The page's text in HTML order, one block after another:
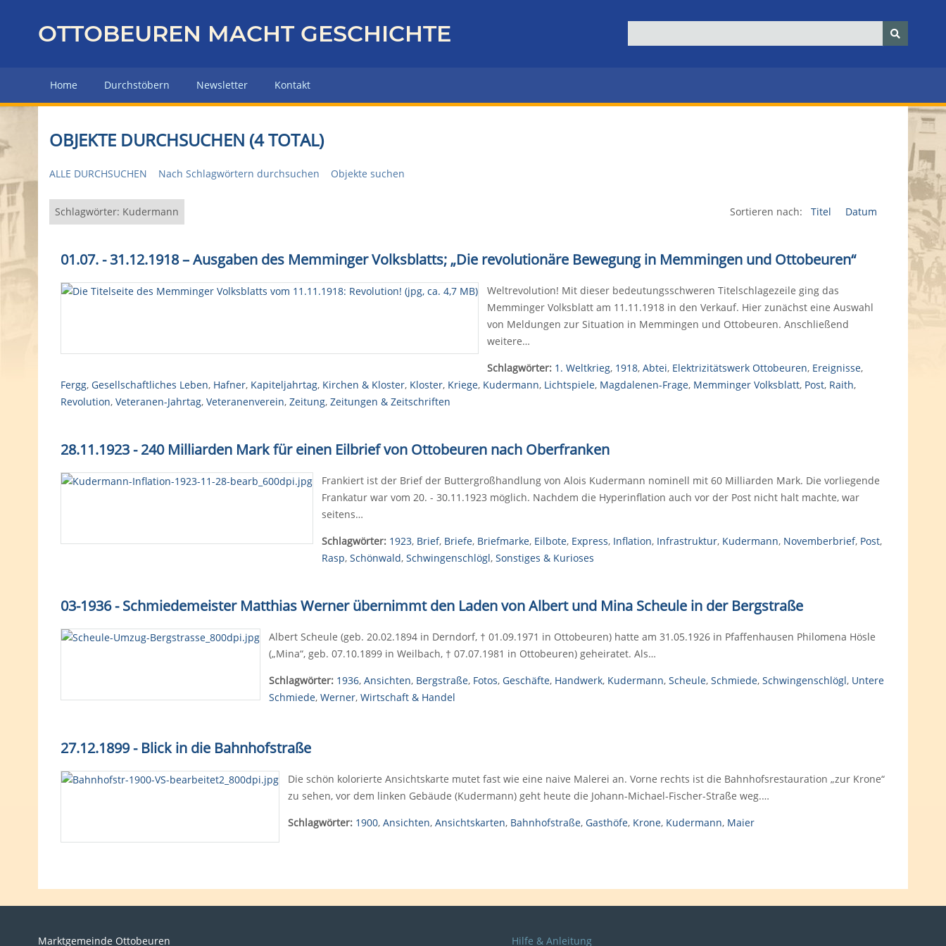
z
r
H
u
p
e
OTTOBEUREN MACHT GESCHICHTE
Home Durchstöbern Newsletter Kontakt
OBJEKTE DURCHSUCHEN (4 TOTAL)
ALLE DURCHSUCHEN Nach Schlagwörtern durchsuchen Objekte suchen
Schlagwörter: Kudermann Sortieren nach: Titel Datum
01.07. - 31.12.1918 – Ausgaben des Memminger Volksblatts; „Die revolutionäre Bewegung in Memmingen und Ottobeuren“
Weltrevolution! Mit dieser bedeutungsschweren Titelschlagezeile ging das
Memminger Volksblatt am 11.11.1918 in den Verkauf. Hier zunächst eine Auswahl
von Meldungen zur Situation in Memmingen und Ottobeuren. Anschließend
weitere…
Schlagwörter: 1. Weltkrieg, 1918, Abtei, Elektrizitätswerk Ottobeuren, Ereignisse,
Fergg, Gesellschaftliches Leben, Hafner, Kapiteljahrtag, Kirchen & Kloster, Kloster, Kriege, Kudermann, Lichtspiele, Magdalenen-Frage, Memminger Volksblatt, Post, Raith,
Revolution, Veteranen-Jahrtag, Veteranenverein, Zeitung, Zeitungen & Zeitschriften
28.11.1923 - 240 Milliarden Mark für einen Eilbrief von Ottobeuren nach Oberfranken
Frankiert ist der Brief der Buttergroßhandlung von Alois Kudermann nominell mit 60 Milliarden Mark. Die vorliegende
Frankatur war vom 20. - 30.11.1923 möglich. Nachdem die Hyperinflation auch vor der Post nicht halt machte, war
seitens…
Schlagwörter: 1923, Brief, Briefe, Briefmarke, Eilbote, Express, Inflation, Infrastruktur, Kudermann, Novemberbrief, Post,
Rasp, Schönwald, Schwingenschlögl, Sonstiges & Kurioses
03-1936 - Schmiedemeister Matthias Werner übernimmt den Laden von Albert und Mina Scheule in der Bergstraße
Albert Scheule (geb. 20.02.1894 in Derndorf, † 01.09.1971 in Ottobeuren) hatte am 31.05.1926 in Pfaffenhausen Philomena Hösle
(„Mina“, geb. 07.10.1899 in Weilbach, † 07.07.1981 in Ottobeuren) geheiratet. Als…
Schlagwörter: 1936, Ansichten, Bergstraße, Fotos, Geschäfte, Handwerk, Kudermann, Scheule, Schmiede, Schwingenschlögl, Untere
Schmiede, Werner, Wirtschaft & Handel
27.12.1899 - Blick in die Bahnhofstraße
Die schön kolorierte Ansichtskarte mutet fast wie eine naive Malerei an. Vorne rechts ist die Bahnhofsrestauration „zur Krone“
zu sehen, vor dem linken Gebäude (Kudermann) geht heute die Johann-Michael-Fischer-Straße weg.…
Schlagwörter: 1900, Ansichten, Ansichtskarten, Bahnhofstraße, Gasthöfe, Krone, Kudermann, Maier
Marktgemeinde Ottobeuren Hilfe & Anleitung